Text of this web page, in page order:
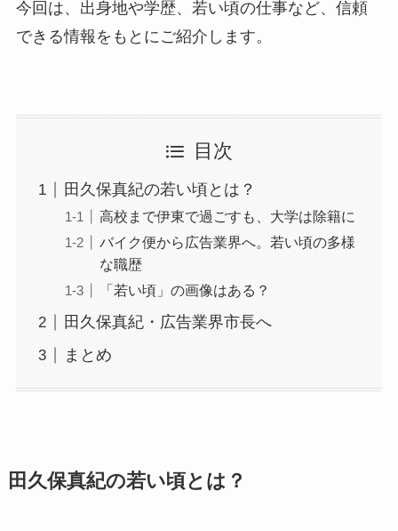
今回は、出身地や学歴、若い頃の仕事など、信頼
できる情報をもとにご紹介します。
目次
田久保真紀の若い頃とは？
高校まで伊東で過ごすも、大学は除籍に
バイク便から広告業界へ。若い頃の多様
な職歴
「若い頃」の画像はある？
田久保真紀・広告業界市長へ
まとめ
田久保真紀の若い頃とは？